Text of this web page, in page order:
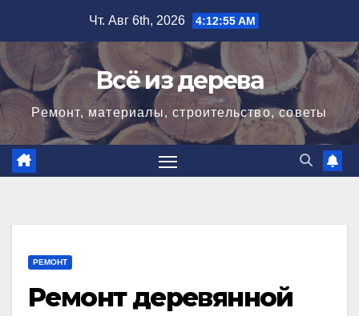
содержимому
Чт. Авг 6th, 2026 4:12:56 AM
Всё из дерева
Ремонт, материалы, строительство, советы
РЕМОНТ
Ремонт деревянной